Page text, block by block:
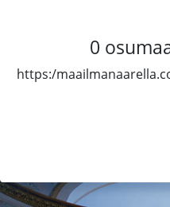
0
https:/